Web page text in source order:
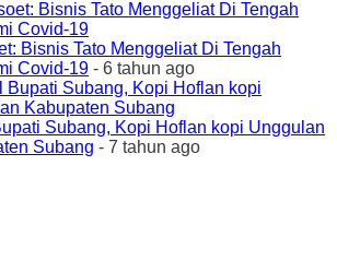
Bisnis Tato Menggeliat Di Tengah
Covid-19 - 6 tahun ago
Subang, Kopi Hoflan kopi Unggulan
Subang - 7 tahun ago